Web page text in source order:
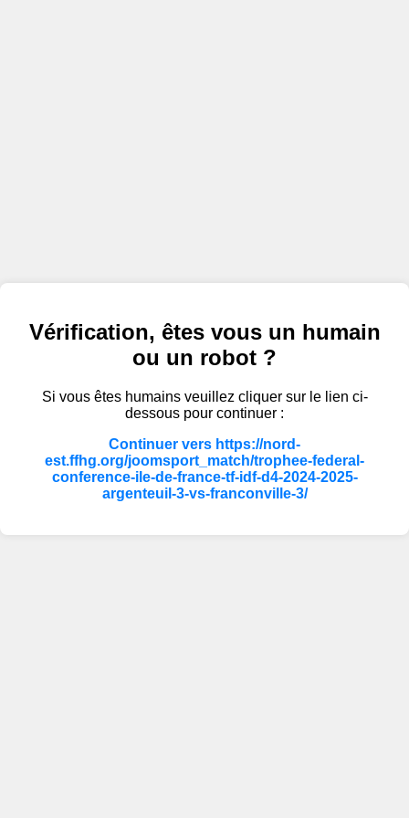
Vérification, êtes vous un humain
ou un robot ?
Si vous êtes humains veuillez cliquer sur le lien ci-
dessous pour continuer :
Continuer vers https://nord-
est.ffhg.org/joomsport_match/trophee-federal-
conference-ile-de-france-tf-idf-d4-2024-2025-
argenteuil-3-vs-franconville-3/